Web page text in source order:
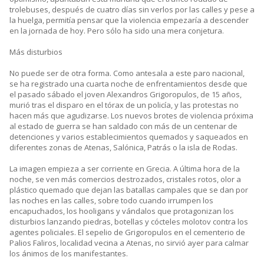
trolebuses, después de cuatro días sin verlos por las calles y pese a
la huelga, permitía pensar que la violencia empezaría a descender
en la jornada de hoy. Pero sólo ha sido una mera conjetura.
Más disturbios
No puede ser de otra forma. Como antesala a este paro nacional,
se ha registrado una cuarta noche de enfrentamientos desde que
el pasado sábado el joven Alexandros Grigoropulos, de 15 años,
murió tras el disparo en el tórax de un policía, y las protestas no
hacen más que agudizarse. Los nuevos brotes de violencia próxima
al estado de guerra se han saldado con más de un centenar de
detenciones y varios establecimientos quemados y saqueados en
diferentes zonas de Atenas, Salónica, Patrás o la isla de Rodas.
La imagen empieza a ser corriente en Grecia. A última hora de la
noche, se ven más comercios destrozados, cristales rotos, olor a
plástico quemado que dejan las batallas campales que se dan por
las noches en las calles, sobre todo cuando irrumpen los
encapuchados, los hooligans y vándalos que protagonizan los
disturbios lanzando piedras, botellas y cócteles molotov contra los
agentes policiales. El sepelio de Grigoropulos en el cementerio de
Palios Faliros, localidad vecina a Atenas, no sirvió ayer para calmar
los ánimos de los manifestantes.